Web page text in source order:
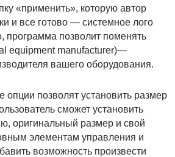
«применить», которую автор
и все готово — системное лого
программа позволит поменять
equipment manufacturer)—
вашего оборудования.
позволят установить размер
сможет установить
оригинальный размер и свой
элементам управления и
возможность произвести